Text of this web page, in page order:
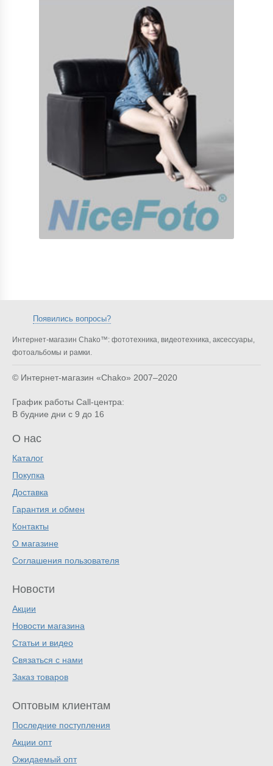
Появились вопросы?
Интернет-магазин Chako™: фототехника, видеотехника, аксессуары,
фотоальбомы и рамки.
© Интернет-магазин «Chako» 2007–2020
График работы Call-центра:
В будние дни с 9 до 16
О нас
Каталог
Покупка
Доставка
Гарантия и обмен
Контакты
О магазине
Соглашения пользователя
Новости
Акции
Новости магазина
Статьи и видео
Связаться с нами
Заказ товаров
Оптовым клиентам
Последние поступления
Акции опт
Ожидаемый опт